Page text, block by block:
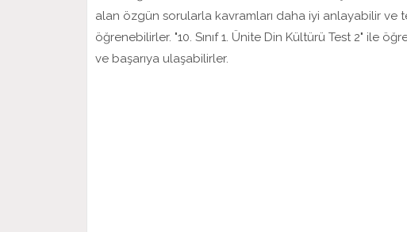
alan özgün sorularla kavramları daha iyi anlayabilir ve
öğrenebilirler. "10. Sınıf 1. Ünite Din Kültürü Test 2" ile
ve başarıya ulaşabilirler.